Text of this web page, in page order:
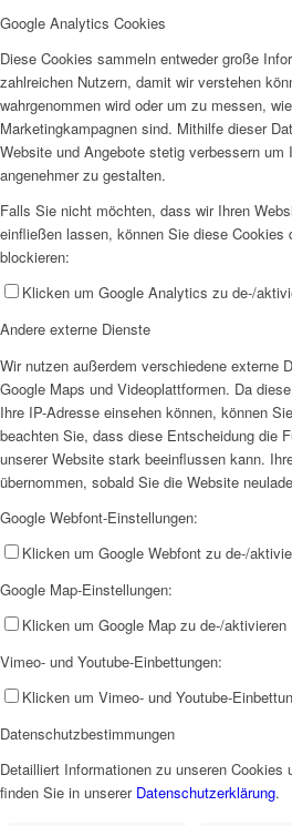
Google Analytics Cookies
Diese Cookies sammeln entweder große
zahlreichen Nutzern, damit wir verstehen
wahrgenommen wird oder um zu messen,
Marketingkampagnen sind. Mithilfe dieser
Website und Angebote stetig verbessern um
angenehmer zu gestalten.
Falls Sie nicht möchten, dass wir Ihren
einfließen lassen, können Sie diese Cookies
blockieren:
Klicken um Google Analytics zu de-/
Andere externe Dienste
Wir nutzen außerdem verschiedene externe
Google Maps und Videoplattformen. Da
Ihre IP-Adresse einsehen können, können
beachten Sie, dass diese Entscheidung die
unserer Website stark beeinflussen kann.
übernommen, sobald Sie die Website
Google Webfont-Einstellungen:
Klicken um Google Webfont zu de-/
Google Map-Einstellungen:
Klicken um Google Map zu de-/aktivieren
Vimeo- und Youtube-Einbettungen:
Klicken um Vimeo- und Youtube-
Datenschutzbestimmungen
Detailliert Informationen zu unseren
finden Sie in unserer Datenschutzerklärung.